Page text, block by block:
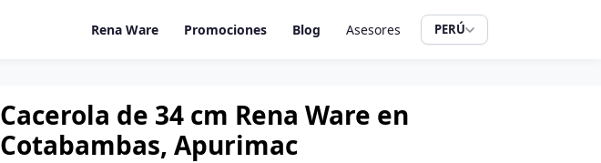
Rena Ware Promociones Blog Asesores PERÚ
Cacerola de 34 cm Rena Ware en
Cotabambas, Apurimac